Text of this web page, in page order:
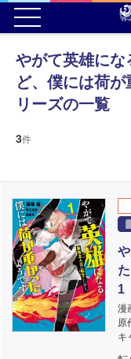
やがて英雄にな
ど、僕には荷
リーズの一覧
3件
1
漫
原
キ